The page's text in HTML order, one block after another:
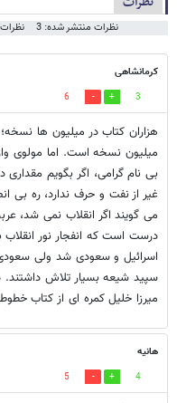
نظرات منتشر شده: 3
کرمانشاهی
3
6
هزاران کتاب در میلیون ها
میلیون نسخه است. اما مولوی
بی نام گرامی، اگر بگویم
غیر از نفت و حرف ندارد، ره بی
می گویند اگر انقلاب نمی شد،
درست است که انفجار نور
اسرائیل و سعودی شد ولی سعودی
سپید شیعه بسیار تلاش
میرزا خلیل کمره ای از کتاب
هانیه
4
5